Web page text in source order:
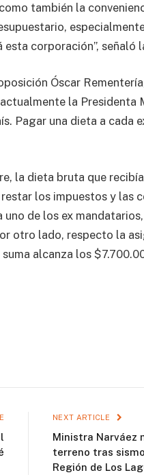
también la
corporación”, señaló
Óscar
la Presidenta
Pagar una dieta a cada
la dieta bruta que
los impuestos y las
de los ex
otro lado, respecto la
alcanza los
NEXT ARTICLE
Ministra Narváez
terreno tras
Región de Los